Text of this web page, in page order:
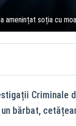
amenințat soția cu
Criminale
bărbat,